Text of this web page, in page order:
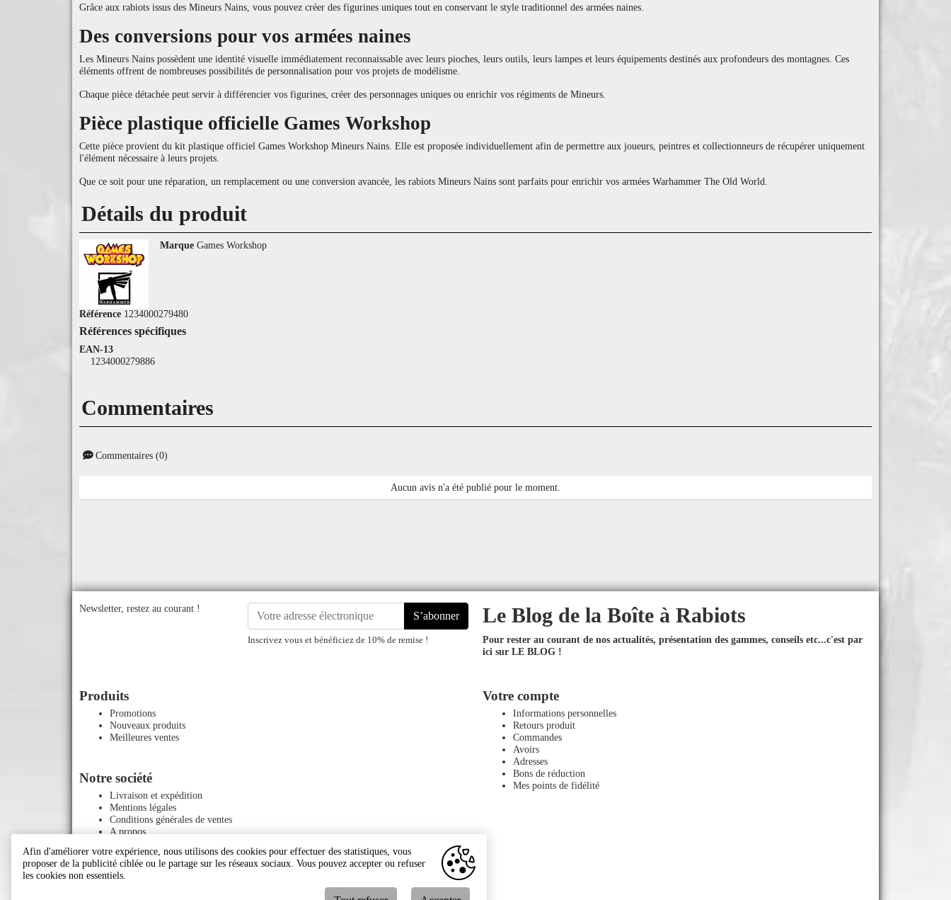
Grâce aux rabiots issus des Mineurs Nains, vous pouvez créer des figurines uniques tout en conservant le style traditionnel des armées naines.
Des conversions pour vos armées naines
Les Mineurs Nains possèdent une identité visuelle immédiatement reconnaissable avec leurs pioches, leurs outils, leurs lampes et leurs équipements destinés aux profondeurs des montagnes. Ces
éléments offrent de nombreuses possibilités de personnalisation pour vos projets de modélisme.
Chaque pièce détachée peut servir à différencier vos figurines, créer des personnages uniques ou enrichir vos régiments de Mineurs.
Pièce plastique officielle Games Workshop
Cette pièce provient du kit plastique officiel Games Workshop Mineurs Nains. Elle est proposée individuellement afin de permettre aux joueurs, peintres et collectionneurs de récupérer uniquement
l'élément nécessaire à leurs projets.
Que ce soit pour une réparation, un remplacement ou une conversion avancée, les rabiots Mineurs Nains sont parfaits pour enrichir vos armées Warhammer The Old World.
Détails du produit
Marque Games Workshop
Référence 1234000279480
Références spécifiques
EAN-13
1234000279886
Commentaires
Commentaires (0)
Aucun avis n'a été publié pour le moment.
Newsletter, restez au courant !
S’abonner
Inscrivez vous et bénéficiez de 10% de remise !
Le Blog de la Boîte à Rabiots
Pour rester au courant de nos actualités, présentation des gammes, conseils etc...c'est par
ici sur LE BLOG !
Produits
Promotions
Nouveaux produits
Meilleures ventes
Notre société
Livraison et expédition
Mentions légales
Conditions générales de ventes
A propos
Contactez-nous
Plan du site
Magasins
Votre compte
Informations personnelles
Retours produit
Commandes
Avoirs
Adresses
Bons de réduction
Mes points de fidélité
Afin d'améliorer votre expérience, nous utilisons des cookies pour effectuer des statistiques, vous
proposer de la publicité ciblée ou le partage sur les réseaux sociaux. Vous pouvez accepter ou refuser
les cookies non essentiels.